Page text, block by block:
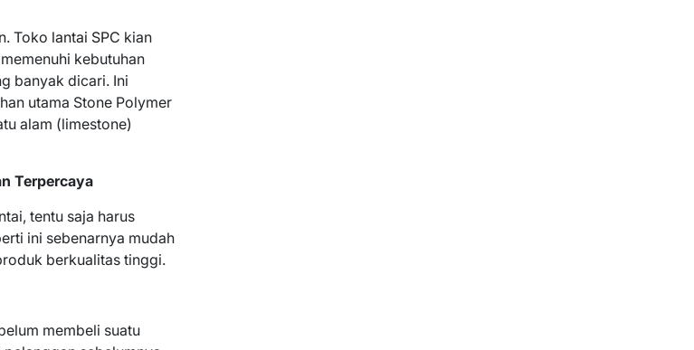
Toko lantai SPC kian
kebutuhan
banyak dicari. Ini
utama Stone Polymer
alam (limestone)
Terpercaya
tentu saja harus
ini sebenarnya mudah
berkualitas tinggi.
membeli suatu